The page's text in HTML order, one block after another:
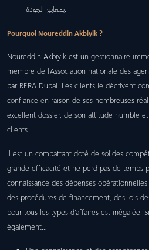
بمعايير الجودة.
Pourquoi Noureddin Akbiyik ?
Noureddin Akbiyik est un gestionnaire
membre de l’Association nationale des
par RERA Dubai. Les clients le décrivent
confiance en raison de ses nombreuses
excellent dossier, de son attitude humble
clients.
Il est un combattant doté de solides
grande efficacité et ne perd pas de temps
connaissance des dépenses
des procédures de financement, des lois
pour tous les types d’affaires est inégalée.
également…